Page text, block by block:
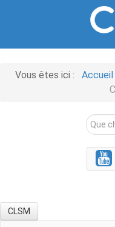
Vous êtes ici : Accueil
CLSM